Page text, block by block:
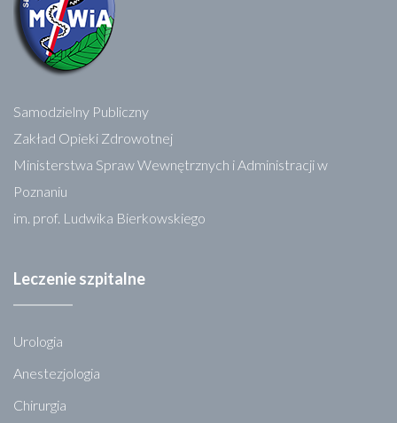
Samodzielny Publiczny
Zakład Opieki Zdrowotnej
Ministerstwa Spraw Wewnętrznych i Administracji w
Poznaniu
im. prof. Ludwika Bierkowskiego
Leczenie szpitalne
Urologia
Anestezjologia
Chirurgia